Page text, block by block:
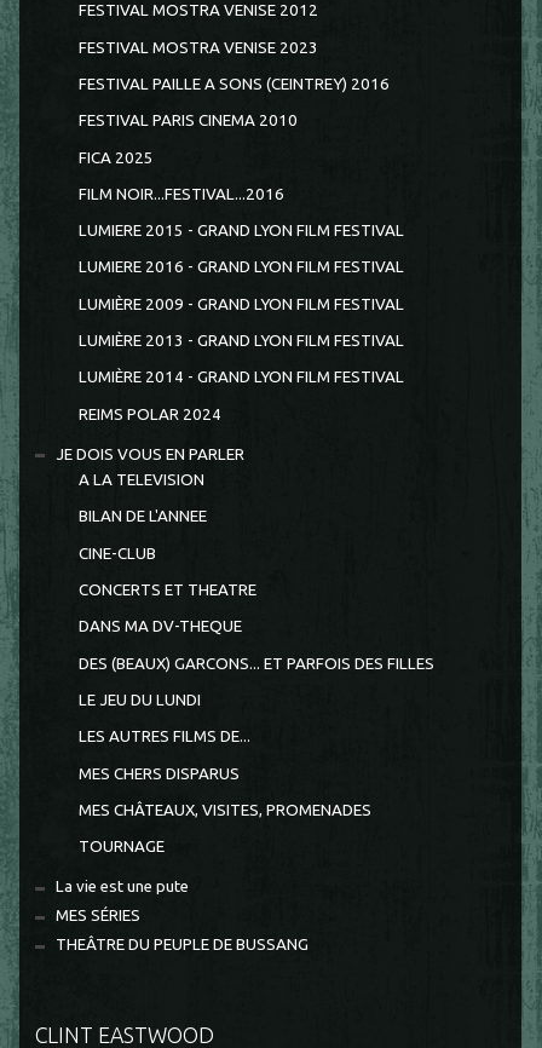
FESTIVAL MOSTRA VENISE 2012
FESTIVAL MOSTRA VENISE 2023
FESTIVAL PAILLE A SONS (CEINTREY) 2016
FESTIVAL PARIS CINEMA 2010
FICA 2025
FILM NOIR...FESTIVAL...2016
LUMIERE 2015 - GRAND LYON FILM FESTIVAL
LUMIERE 2016 - GRAND LYON FILM FESTIVAL
LUMIÈRE 2009 - GRAND LYON FILM FESTIVAL
LUMIÈRE 2013 - GRAND LYON FILM FESTIVAL
LUMIÈRE 2014 - GRAND LYON FILM FESTIVAL
REIMS POLAR 2024
JE DOIS VOUS EN PARLER
A LA TELEVISION
BILAN DE L'ANNEE
CINE-CLUB
CONCERTS ET THEATRE
DANS MA DV-THEQUE
DES (BEAUX) GARCONS... ET PARFOIS DES FILLES
LE JEU DU LUNDI
LES AUTRES FILMS DE...
MES CHERS DISPARUS
MES CHÂTEAUX, VISITES, PROMENADES
TOURNAGE
La vie est une pute
MES SÉRIES
THEÂTRE DU PEUPLE DE BUSSANG
CLINT EASTWOOD